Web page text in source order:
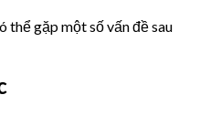
thể gặp một số vấn đề sau